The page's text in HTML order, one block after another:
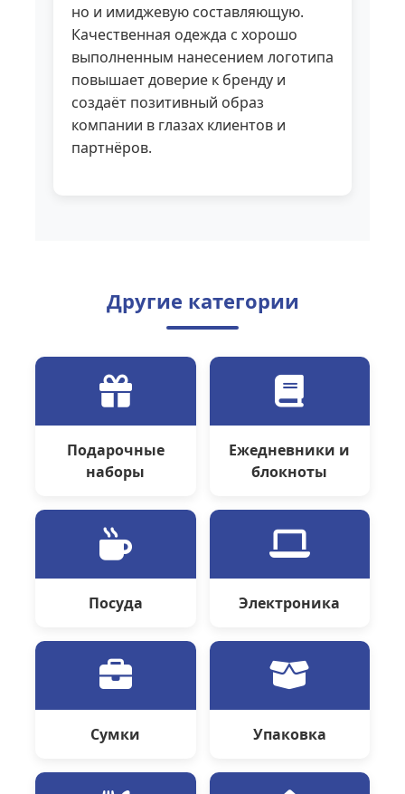
но и имиджевую составляющую.
Качественная одежда с хорошо
выполненным нанесением логотипа
повышает доверие к бренду и
создаёт позитивный образ
компании в глазах клиентов и
партнёров.
Другие категории
Подарочные
наборы
Ежедневники и
блокноты
Посуда Электроника
Сумки Упаковка